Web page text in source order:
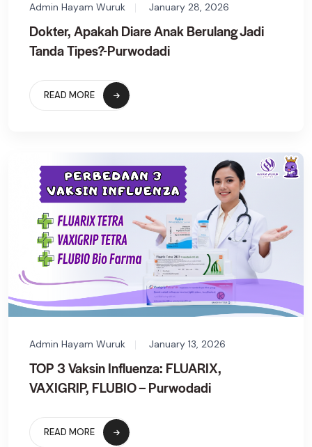
Admin Hayam Wuruk January 28, 2026
Dokter, Apakah Diare Anak Berulang Jadi
Tanda Tipes?-Purwodadi
READ MORE
Admin Hayam Wuruk January 13, 2026
TOP 3 Vaksin Influenza: FLUARIX,
VAXIGRIP, FLUBIO – Purwodadi
READ MORE